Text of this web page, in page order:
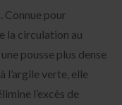
pour
la circulation au
pousse plus dense
l’argile verte, elle
l’excès de